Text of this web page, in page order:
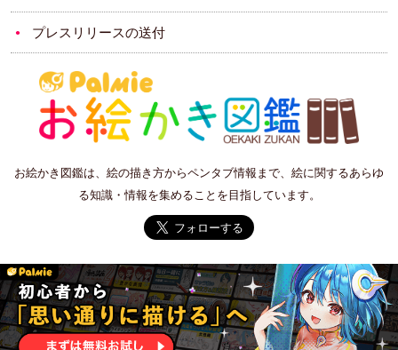
プレスリリースの送付
お絵かき図鑑は、絵の描き方からペンタブ情報まで、絵に関するあらゆ
る知識・情報を集めることを目指しています。